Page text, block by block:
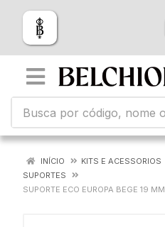
INÍCIO
KITS E ACESSORIOS
SUPORTES
SUPORTE ECO EUROPA BEGE 19 MM